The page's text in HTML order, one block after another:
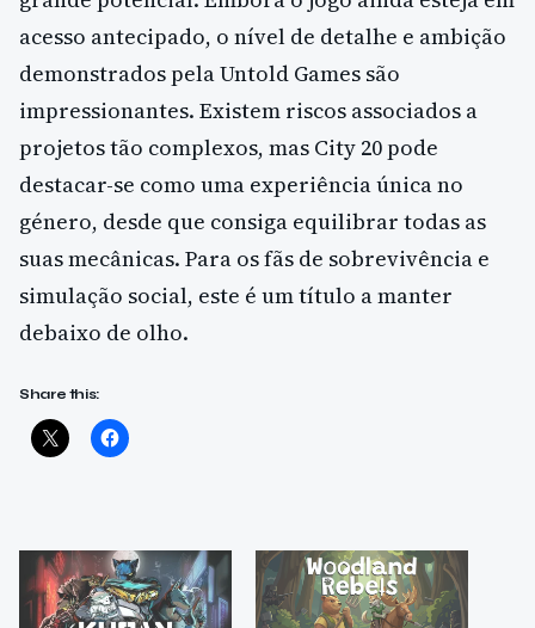
acesso antecipado, o nível de detalhe e ambição
demonstrados pela Untold Games são
impressionantes. Existem riscos associados a
projetos tão complexos, mas City 20 pode
destacar-se como uma experiência única no
género, desde que consiga equilibrar todas as
suas mecânicas. Para os fãs de sobrevivência e
simulação social, este é um título a manter
debaixo de olho.
Share this: